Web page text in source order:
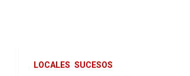
LOCALES SUCESOS